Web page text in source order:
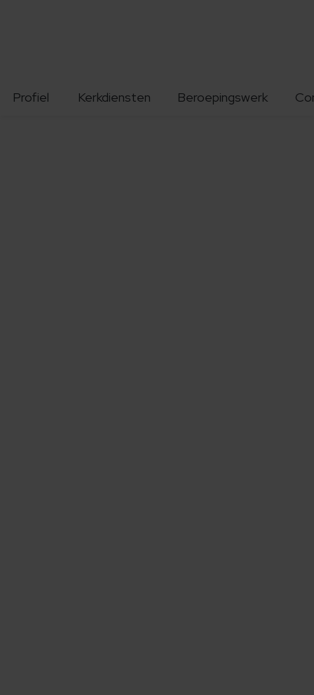
Profiel Kerkdiensten Beroepingswerk